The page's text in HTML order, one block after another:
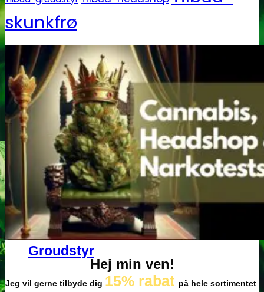
Få cannabis frø for hver
200DKK handlet i
headshoppen
Gå til headshoppen
Groudstyr
Groudstyr
skunkfrø
Hej min ven!
Jeg vil gerne tilbyde dig 15% rabat på hele sortimentet